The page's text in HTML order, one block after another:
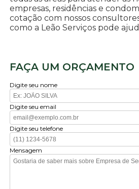
empresas, residências e
cotação com nossos
como a Leão Serviços pode
FAÇA UM ORÇAMENTO
Digite seu nome
Digite seu email
Digite seu telefone
Mensagem